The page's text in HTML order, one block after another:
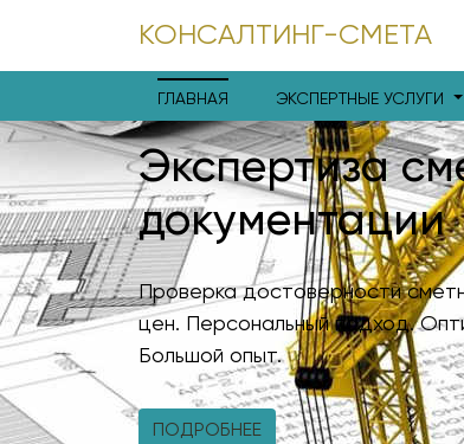
КОНСАЛТИНГ-СМЕТА
ГЛАВНАЯ ЭКСПЕРТНЫЕ УСЛУГИ
Экспертиза
документации
Проверка достоверности
цен. Персональный подход.
Большой опыт.
ПОДРОБНЕЕ